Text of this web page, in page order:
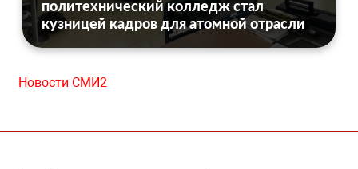
политехнический колледж стал
кузницей кадров для атомной отрасли
Новости СМИ2